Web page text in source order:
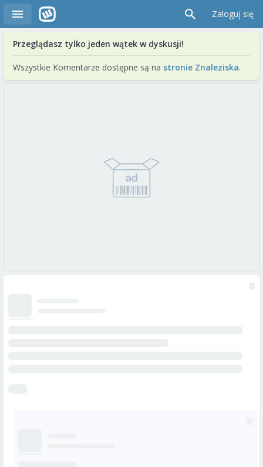
Zaloguj się
Przeglądasz tylko jeden wątek w dyskusji!
Wszystkie Komentarze dostępne są na stronie Znaleziska.